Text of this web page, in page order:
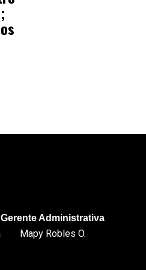
Gerente Administrativa
Mapy Robles O.